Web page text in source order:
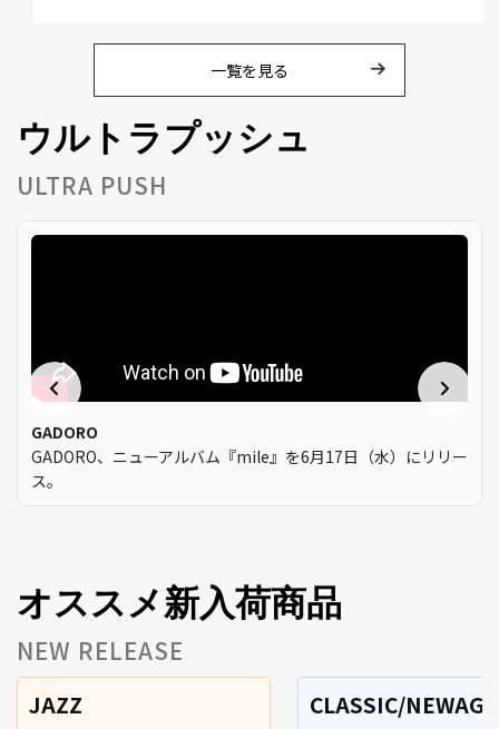
一覧を見る
ウルトラプッシュ
ULTRA PUSH
GADORO
GADORO、ニューアルバム『mile』を6月17日（水）にリリー
ス。
オススメ新入荷商品
NEW RELEASE
JAZZ CLASSIC/NEWAGE